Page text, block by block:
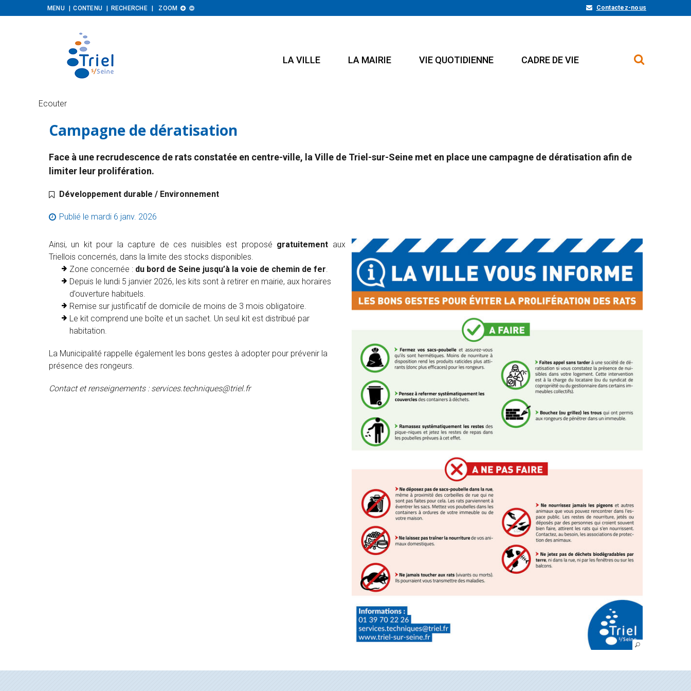
MENU CONTENU RECHERCHE ZOOM Augmenter

Diminuer
 Contactez-nous
LA VILLE LA MAIRIE VIE QUOTIDIENNE CADRE DE VIE
Ecouter
Campagne de dératisation
Face à une recrudescence de rats constatée en centre-ville, la Ville de Triel-sur-Seine met en place une campagne de dératisation afin de
limiter leur prolifération.
Catégorie :
Développement durable / Environnement
Publié le mardi 6 janv. 2026
Ainsi, un kit pour la capture de ces nuisibles est proposé gratuitement aux
Triellois concernés, dans la limite des stocks disponibles.
Zone concernée : du bord de Seine jusqu’à la voie de chemin de fer.
Depuis le lundi 5 janvier 2026, les kits sont à retirer en mairie, aux horaires
d’ouverture habituels.
Remise sur justificatif de domicile de moins de 3 mois obligatoire.
Le kit comprend une boîte et un sachet. Un seul kit est distribué par
habitation.
La Municipalité rappelle également les bons gestes à adopter pour prévenir la
présence des rongeurs.
Contact et renseignements : services.techniques@triel.fr